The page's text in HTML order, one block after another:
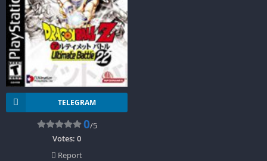
TELEGRAM
0/5
Votes: 0
Report